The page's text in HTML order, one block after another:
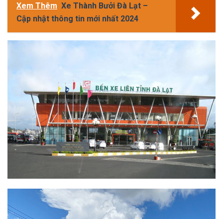
Xem Thêm Xe Thành Bưởi Đà Lạt –
Cập nhật thông tin mới nhất 2024